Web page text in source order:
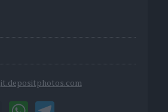
it.depositphotos.com